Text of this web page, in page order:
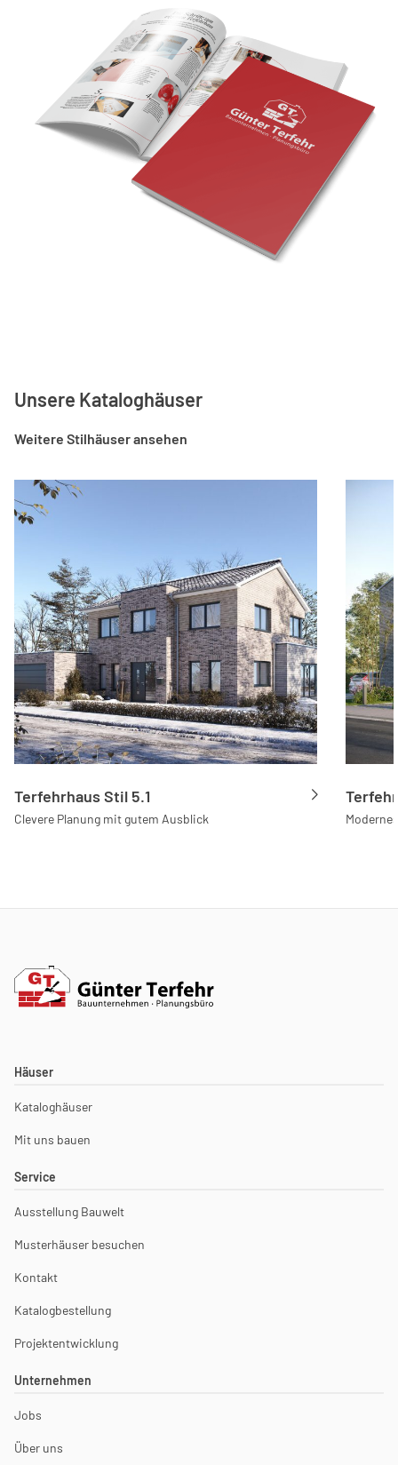
Unsere Kataloghäuser
Weitere Stilhäuser ansehen
Terfehrhaus Stil 5.1
Clevere Planung mit gutem Ausblick
Häuser
Kataloghäuser
Mit uns bauen
Service
Ausstellung Bauwelt
Musterhäuser besuchen
Kontakt
Katalogbestellung
Projektentwicklung
Unternehmen
Jobs
Über uns